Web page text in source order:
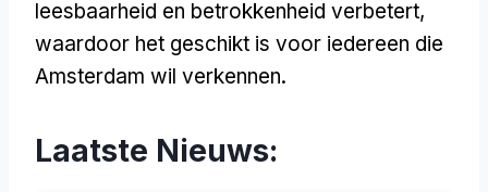
leesbaarheid en betrokkenheid verbetert,
waardoor het geschikt is voor iedereen die
Amsterdam wil verkennen.
Laatste Nieuws: